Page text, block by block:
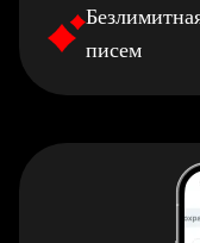
писем